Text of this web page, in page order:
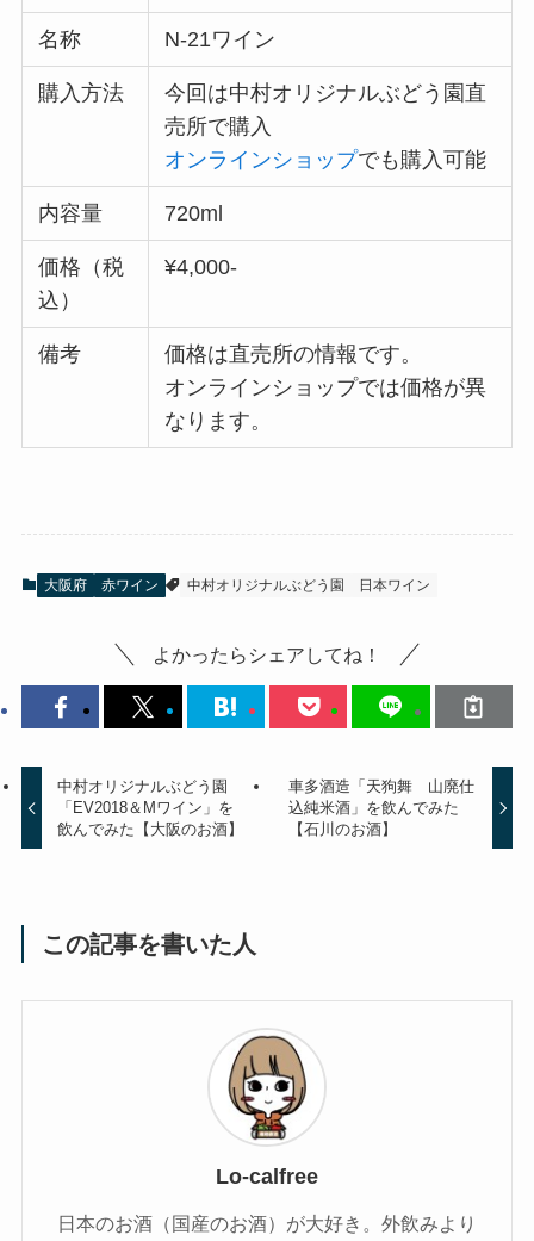
名称 N-21ワイン
購入方法
今回は中村オリジナルぶどう園直
売所で購入
オンラインショップでも購入可能
内容量 720ml
価格 （税
込）
¥4,000-
備考
価格は直売所の情報です。
オンラインショップでは価格が異
なります。
大阪府 赤ワイン 中村オリジナルぶどう園 日本ワイン
よかったらシェアしてね！
中村オリジナルぶどう園
「EV2018＆Mワイン」を
飲んでみた【大阪のお酒】
車多酒造「天狗舞 山廃仕
込純米酒」を飲んでみた
【石川のお酒】
この記事を書いた人
Lo-calfree
日本のお酒（国産のお酒）が大好き。外飲みより